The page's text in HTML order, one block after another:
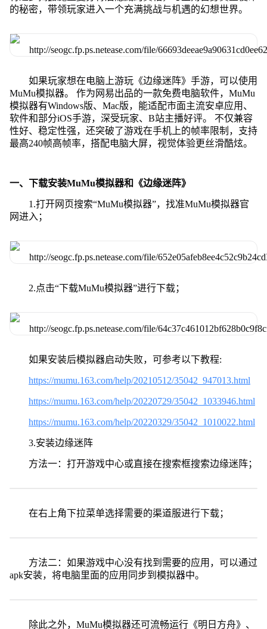
的秘密，带领玩家进入一个充满挑战与机遇的幻想世界。
如果玩家想在电脑上游玩《边缘迷阵》手游，可以使用
MuMu模拟器。 作为网易出品的一款免费电脑软件，MuMu
模拟器有Windows版、Mac版，能适配市面主流安卓应用、
软件和部分iOS手游，深受玩家、B站主播好评。 不仅兼容
性好、稳定性强，还突破了游戏在手机上的帧率限制，支持
最高240帧高帧率，搭配电脑大屏，视觉体验更丝滑酷炫。
一、下载安装MuMu模拟器和《边缘迷阵》
1.打开网页搜索“MuMu模拟器”，找准MuMu模拟器官
网进入；
2.点击“下载MuMu模拟器”进行下载；
如果安装后模拟器启动失败，可参考以下教程:
https://mumu.163.com/help/20210512/35042_947013.html
https://mumu.163.com/help/20220729/35042_1033946.html
https://mumu.163.com/help/20220329/35042_1010022.html
3.安装边缘迷阵
方法一：打开游戏中心或直接在搜索框搜索边缘迷阵；
在右上角下拉菜单选择需要的渠道服进行下载；
方法二：如果游戏中心没有找到需要的应用，可以通过
apk安装，将电脑里面的应用同步到模拟器中。
除此之外，MuMu模拟器还可流畅运行《明日方舟》、